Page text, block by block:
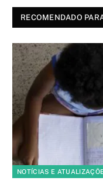
RECOMENDADO
NOTÍCIAS E